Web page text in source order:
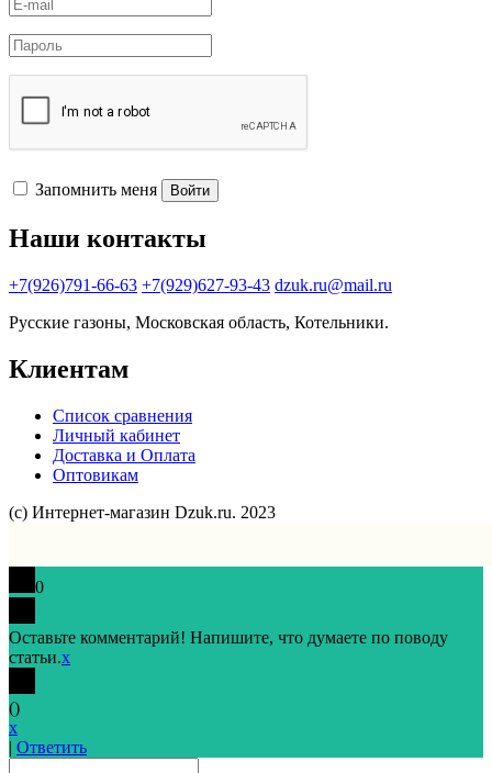
Запомнить меня Войти
Наши контакты
+7(926)791-66-63 +7(929)627-93-43 dzuk.ru@mail.ru
Русские газоны, Московская область, Котельники.
Клиентам
Список сравнения
Личный кабинет
Доставка и Оплата
Оптовикам
(с) Интернет-магазин Dzuk.ru. 2023
0
Оставьте комментарий! Напишите, что думаете по поводу
статьи.x
()
x
| Ответить